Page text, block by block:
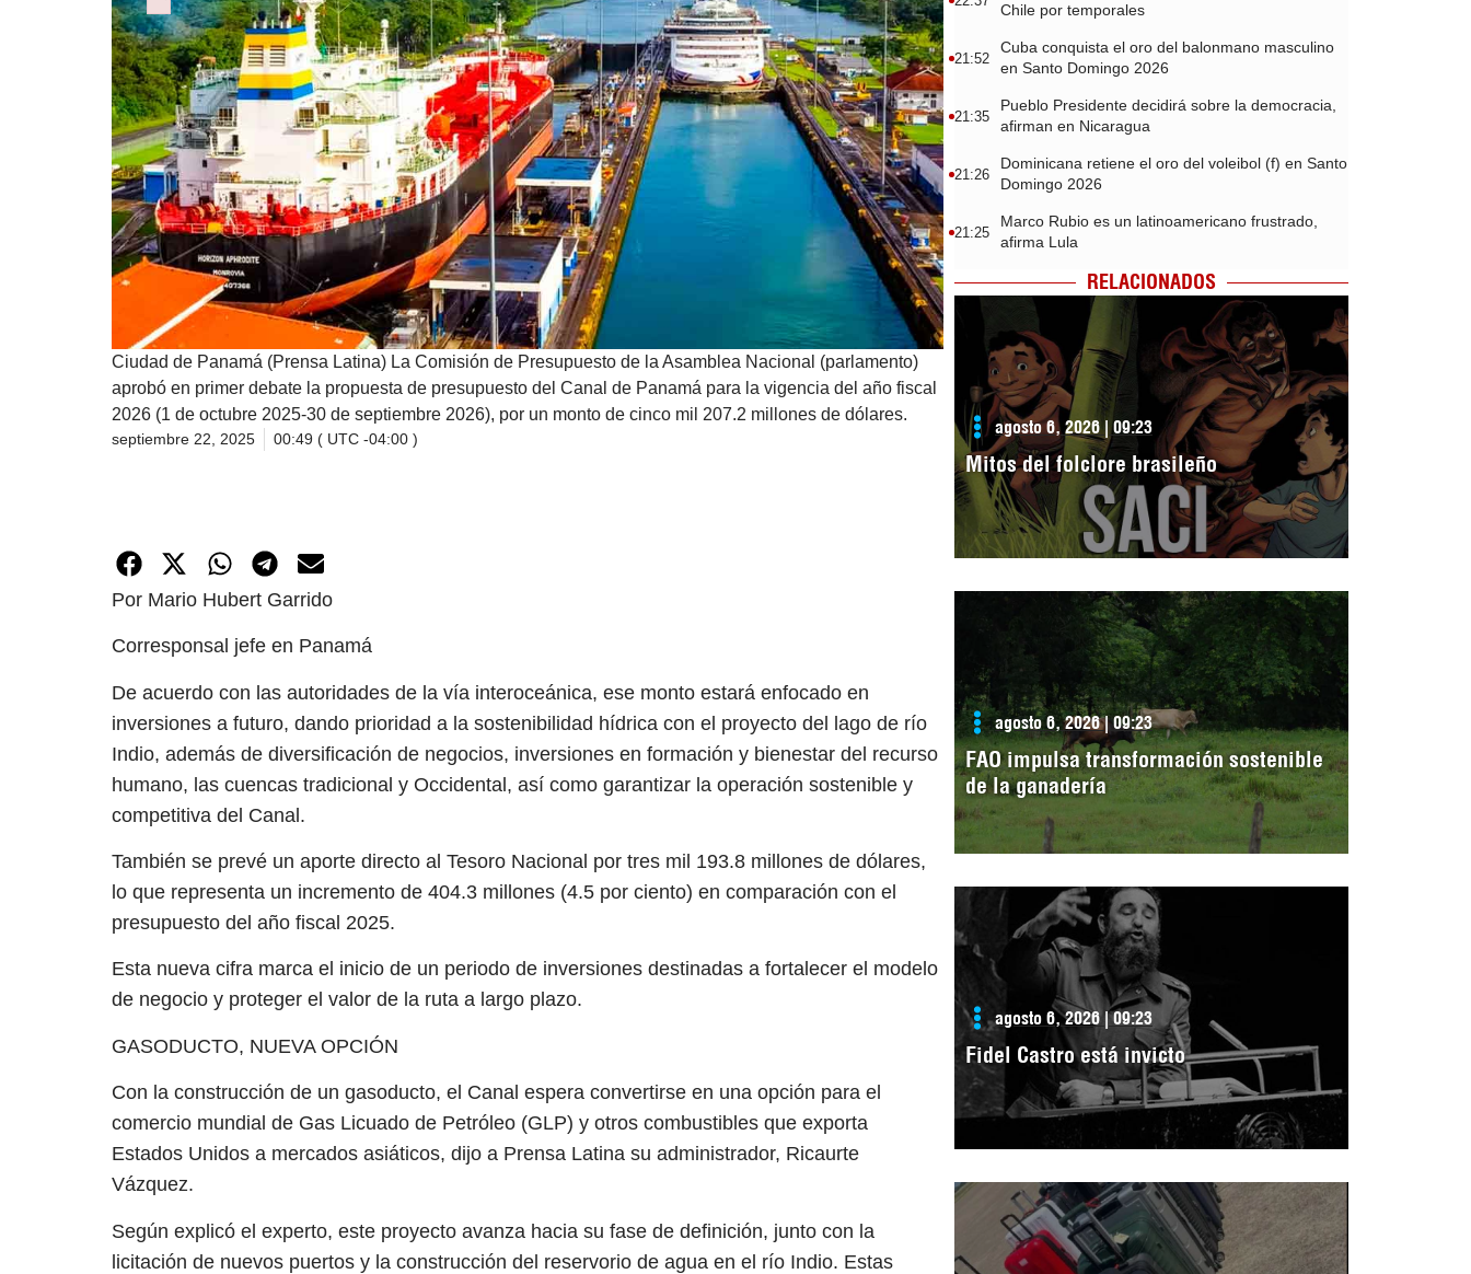
Ciudad de Panamá (Prensa Latina) La Comisión de Presupuesto de la Asamblea Nacional (parlamento)
aprobó en primer debate la propuesta de presupuesto del Canal de Panamá para la vigencia del año fiscal
2026 (1 de octubre 2025-30 de septiembre 2026), por un monto de cinco mil 207.2 millones de dólares.
septiembre 22, 2025 00:49 ( UTC -04:00 )
Por Mario Hubert Garrido
Corresponsal jefe en Panamá
De acuerdo con las autoridades de la vía interoceánica, ese monto estará enfocado en
inversiones a futuro, dando prioridad a la sostenibilidad hídrica con el proyecto del lago de río
Indio, además de diversificación de negocios, inversiones en formación y bienestar del recurso
humano, las cuencas tradicional y Occidental, así como garantizar la operación sostenible y
competitiva del Canal.
También se prevé un aporte directo al Tesoro Nacional por tres mil 193.8 millones de dólares,
lo que representa un incremento de 404.3 millones (4.5 por ciento) en comparación con el
presupuesto del año fiscal 2025.
Esta nueva cifra marca el inicio de un periodo de inversiones destinadas a fortalecer el modelo
de negocio y proteger el valor de la ruta a largo plazo.
GASODUCTO, NUEVA OPCIÓN
Con la construcción de un gasoducto, el Canal espera convertirse en una opción para el
comercio mundial de Gas Licuado de Petróleo (GLP) y otros combustibles que exporta
Estados Unidos a mercados asiáticos, dijo a Prensa Latina su administrador, Ricaurte
Vázquez.
Según explicó el experto, este proyecto avanza hacia su fase de definición, junto con la
licitación de nuevos puertos y la construcción del reservorio de agua en el río Indio. Estas
Chile por temporales
21:52
Cuba conquista el oro del balonmano masculino
en Santo Domingo 2026
21:35
Pueblo Presidente decidirá sobre la democracia,
afirman en Nicaragua
21:26
Dominicana retiene el oro del voleibol (f) en Santo
Domingo 2026
21:25
Marco Rubio es un latinoamericano frustrado,
afirma Lula
RELACIONADOS
agosto 6, 2026 | 09:23
Mitos del folclore brasileño
agosto 6, 2026 | 09:23
FAO impulsa transformación sostenible
de la ganadería
agosto 6, 2026 | 09:23
Fidel Castro está invicto
Failed to initialize plugin: wplink